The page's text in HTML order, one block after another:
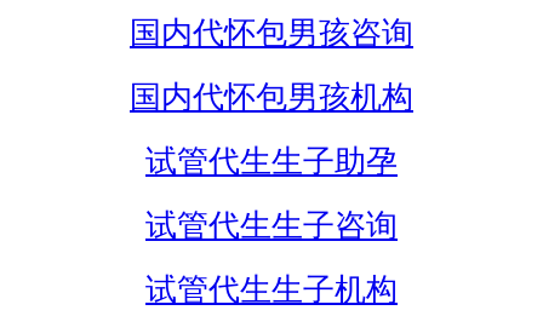
国内代怀包男孩咨询
国内代怀包男孩机构
试管代生生子助孕
试管代生生子咨询
试管代生生子机构